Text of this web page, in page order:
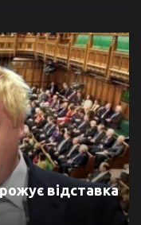
відставка